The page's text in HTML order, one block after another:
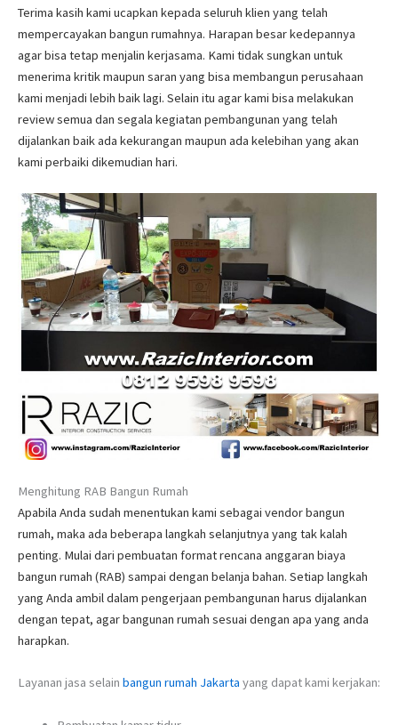
Terima kasih kami ucapkan kepada seluruh klien yang telah
mempercayakan bangun rumahnya. Harapan besar kedepannya
agar bisa tetap menjalin kerjasama. Kami tidak sungkan untuk
menerima kritik maupun saran yang bisa membangun perusahaan
kami menjadi lebih baik lagi. Selain itu agar kami bisa melakukan
review semua dan segala kegiatan pembangunan yang telah
dijalankan baik ada kekurangan maupun ada kelebihan yang akan
kami perbaiki dikemudian hari.
Menghitung RAB Bangun Rumah
Apabila Anda sudah menentukan kami sebagai vendor bangun
rumah, maka ada beberapa langkah selanjutnya yang tak kalah
penting. Mulai dari pembuatan format rencana anggaran biaya
bangun rumah (RAB) sampai dengan belanja bahan. Setiap langkah
yang Anda ambil dalam pengerjaan pembangunan harus dijalankan
dengan tepat, agar bangunan rumah sesuai dengan apa yang anda
harapkan.
Layanan jasa selain bangun rumah Jakarta yang dapat kami kerjakan: